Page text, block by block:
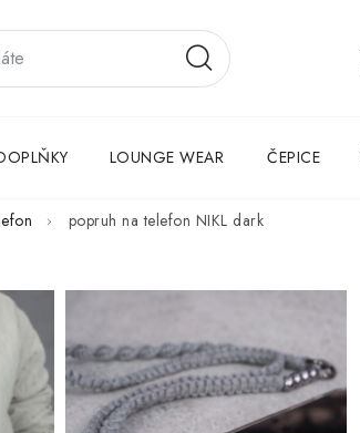
LOUNGE WEAR ČEPICE
popruh na telefon NIKL dark